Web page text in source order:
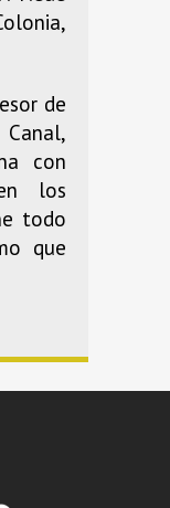
de
con
los
todo
que